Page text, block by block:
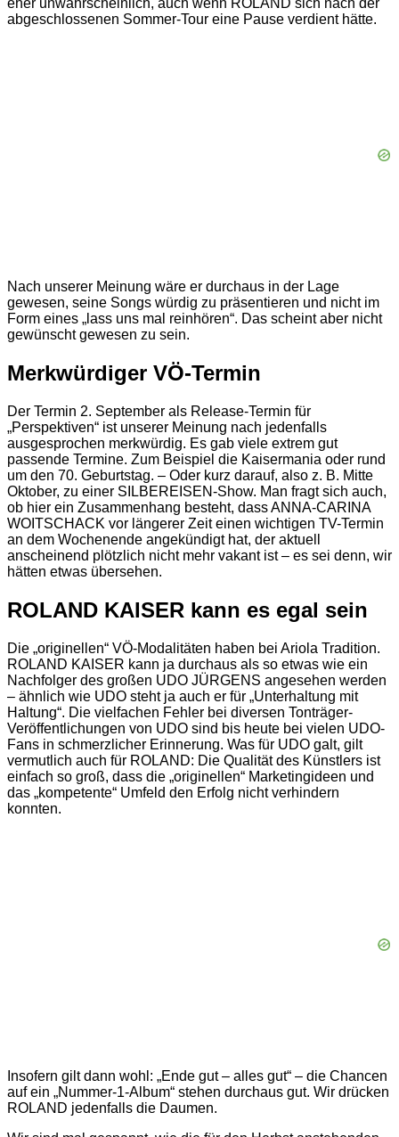
eher unwahrscheinlich, auch wenn ROLAND sich nach der
abgeschlossenen Sommer-Tour eine Pause verdient hätte.
Nach unserer Meinung wäre er durchaus in der Lage
gewesen, seine Songs würdig zu präsentieren und nicht im
Form eines „lass uns mal reinhören“. Das scheint aber nicht
gewünscht gewesen zu sein.
Merkwürdiger VÖ-Termin
Der Termin 2. September als Release-Termin für
„Perspektiven“ ist unserer Meinung nach jedenfalls
ausgesprochen merkwürdig. Es gab viele extrem gut
passende Termine. Zum Beispiel die Kaisermania oder rund
um den 70. Geburtstag. – Oder kurz darauf, also z. B. Mitte
Oktober, zu einer SILBEREISEN-Show. Man fragt sich auch,
ob hier ein Zusammenhang besteht, dass ANNA-CARINA
WOITSCHACK vor längerer Zeit einen wichtigen TV-Termin
an dem Wochenende angekündigt hat, der aktuell
anscheinend plötzlich nicht mehr vakant ist – es sei denn, wir
hätten etwas übersehen.
ROLAND KAISER kann es egal sein
Die „originellen“ VÖ-Modalitäten haben bei Ariola Tradition.
ROLAND KAISER kann ja durchaus als so etwas wie ein
Nachfolger des großen UDO JÜRGENS angesehen werden
– ähnlich wie UDO steht ja auch er für „Unterhaltung mit
Haltung“. Die vielfachen Fehler bei diversen Tonträger-
Veröffentlichungen von UDO sind bis heute bei vielen UDO-
Fans in schmerzlicher Erinnerung. Was für UDO galt, gilt
vermutlich auch für ROLAND: Die Qualität des Künstlers ist
einfach so groß, dass die „originellen“ Marketingideen und
das „kompetente“ Umfeld den Erfolg nicht verhindern
konnten.
Insofern gilt dann wohl: „Ende gut – alles gut“ – die Chancen
auf ein „Nummer-1-Album“ stehen durchaus gut. Wir drücken
ROLAND jedenfalls die Daumen.